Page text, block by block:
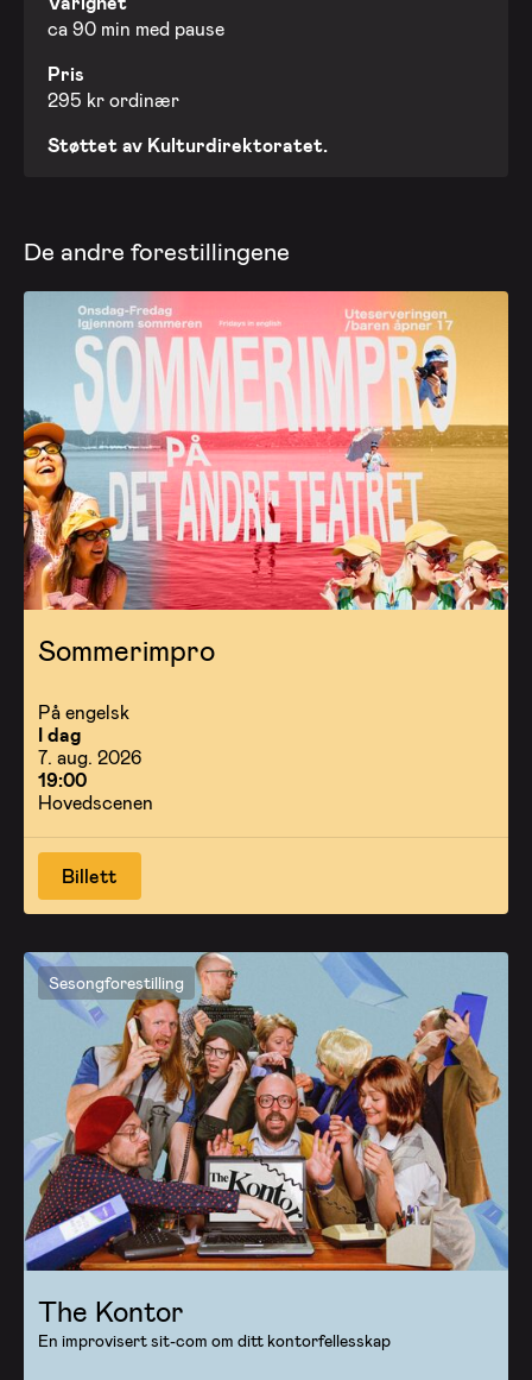
ca 90 min med pause
Pris
295 kr ordinær
Støttet av Kulturdirektoratet.
De andre forestillingene
Sommerimpro
På engelsk
I dag
7. aug. 2026
19:00
Hovedscenen
Billett
Sesongforestilling
The Kontor
En improvisert sit-com om ditt kontorfellesskap